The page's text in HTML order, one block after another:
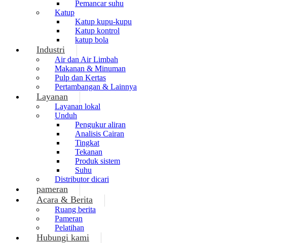
Pemancar suhu
Katup
Katup kupu-kupu
Katup kontrol
katup bola
Industri
Air dan Air Limbah
Makanan & Minuman
Pulp dan Kertas
Pertambangan & Lainnya
Layanan
Layanan lokal
Unduh
Pengukur aliran
Analisis Cairan
Tingkat
Tekanan
Produk sistem
Suhu
Distributor dicari
pameran
Acara & Berita
Ruang berita
Pameran
Pelatihan
Hubungi kami